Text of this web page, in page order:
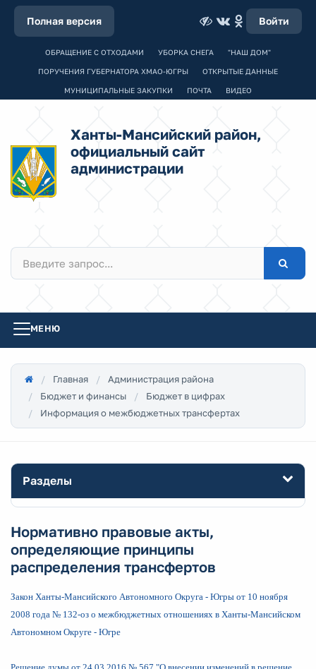
Полная версия Войти
ОБРАЩЕНИЕ С ОТХОДАМИ УБОРКА СНЕГА "НАШ ДОМ"
ПОРУЧЕНИЯ ГУБЕРНАТОРА ХМАО-ЮГРЫ ОТКРЫТЫЕ ДАННЫЕ
МУНИЦИПАЛЬНЫЕ ЗАКУПКИ ПОЧТА ВИДЕО
Ханты-Мансийский район,
официальный сайт
администрации
МЕНЮ
Главная
Администрация района
Бюджет и финансы
Бюджет в цифрах
Информация о межбюджетных трансфертах
Разделы
Нормативно правовые акты,
определяющие принципы
распределения трансфертов
Закон Ханты-Мансийского Автономного Округа - Югры от 10 ноября
2008 года № 132-оз о межбюджетных отношениях в Ханты-Мансийском
Автономном Округе - Югре